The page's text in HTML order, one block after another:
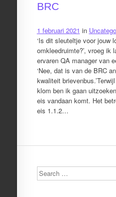
BRC
1 februari 2021 in
‘Is dit sleuteltje voor jouw
omkleedruimte?’, vroeg ik
ervaren QA manager van
‘Nee, dat is van de BRC
kwaliteit
klom ben ik gaan
eis vandaan komt. Het
eis 1.1.2…
Search